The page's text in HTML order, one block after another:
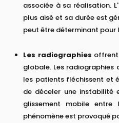
associée à sa réalisation.
plus aisé et sa durée est
peut être déterminant
Les radiographies
globale. Les radiographies
les patients fléchissent et
de déceler une instabilité
glissement mobile
phénomène est provoqué